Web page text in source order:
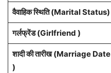
वैवाहिक स्थिति (Marital Status)
गर्लफ्रेंड (Girlfriend )
शादी की तारीख (Marriage Date
)